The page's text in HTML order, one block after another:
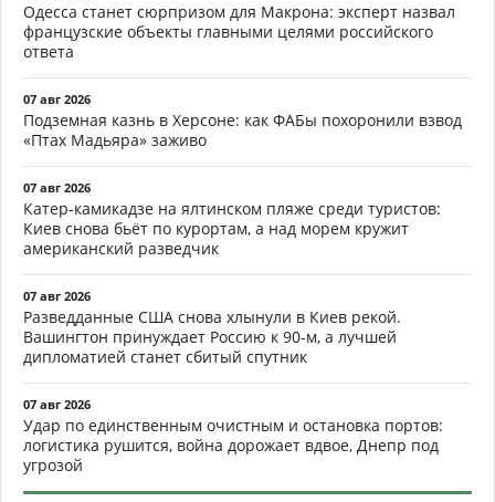
Одесса станет сюрпризом для Макрона: эксперт назвал
французские объекты главными целями российского
ответа
07 авг 2026
Подземная казнь в Херсоне: как ФАБы похоронили взвод
«Птах Мадьяра» заживо
07 авг 2026
Катер-камикадзе на ялтинском пляже среди туристов:
Киев снова бьёт по курортам, а над морем кружит
американский разведчик
07 авг 2026
Разведданные США снова хлынули в Киев рекой.
Вашингтон принуждает Россию к 90-м, а лучшей
дипломатией станет сбитый спутник
07 авг 2026
Удар по единственным очистным и остановка портов:
логистика рушится, война дорожает вдвое, Днепр под
угрозой